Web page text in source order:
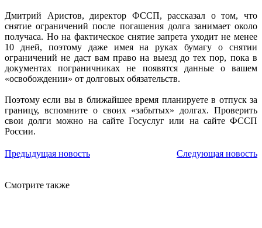
Дмитрий Аристов, директор ФССП, рассказал о том, что
снятие ограничений после погашения долга занимает около
получаса. Но на фактическое снятие запрета уходит не менее
10 дней, поэтому даже имея на руках бумагу о снятии
ограничений не даст вам право на выезд до тех пор, пока в
документах пограничниках не появятся данные о вашем
«освобождении» от долговых обязательств.
Поэтому если вы в ближайшее время планируете в отпуск за
границу, вспомните о своих «забытых» долгах. Проверить
свои долги можно на сайте Госуслуг или на сайте ФССП
России.
Предыдущая новость Следующая новость
Смотрите также